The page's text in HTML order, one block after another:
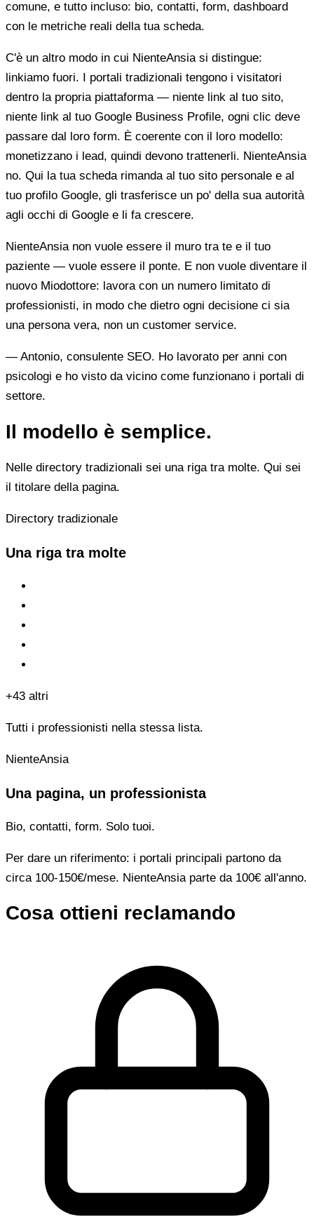
comune, e tutto incluso: bio, contatti, form, dashboard
con le metriche reali della tua scheda.
C'è un altro modo in cui NienteAnsia si distingue:
linkiamo fuori. I portali tradizionali tengono i visitatori
dentro la propria piattaforma — niente link al tuo sito,
niente link al tuo Google Business Profile, ogni clic deve
passare dal loro form. È coerente con il loro modello:
monetizzano i lead, quindi devono trattenerli. NienteAnsia
no. Qui la tua scheda rimanda al tuo sito personale e al
tuo profilo Google, gli trasferisce un po' della sua autorità
agli occhi di Google e li fa crescere.
NienteAnsia non vuole essere il muro tra te e il tuo
paziente — vuole essere il ponte. E non vuole diventare il
nuovo Miodottore: lavora con un numero limitato di
professionisti, in modo che dietro ogni decisione ci sia
una persona vera, non un customer service.
— Antonio, consulente SEO. Ho lavorato per anni con
psicologi e ho visto da vicino come funzionano i portali di
settore.
Il modello è semplice.
Nelle directory tradizionali sei una riga tra molte. Qui sei
il titolare della pagina.
Directory tradizionale
Una riga tra molte
+43 altri
Tutti i professionisti nella stessa lista.
NienteAnsia
Una pagina, un professionista
Bio, contatti, form. Solo tuoi.
Per dare un riferimento: i portali principali partono da
circa 100-150€/mese. NienteAnsia parte da 100€ all'anno.
Cosa ottieni reclamando